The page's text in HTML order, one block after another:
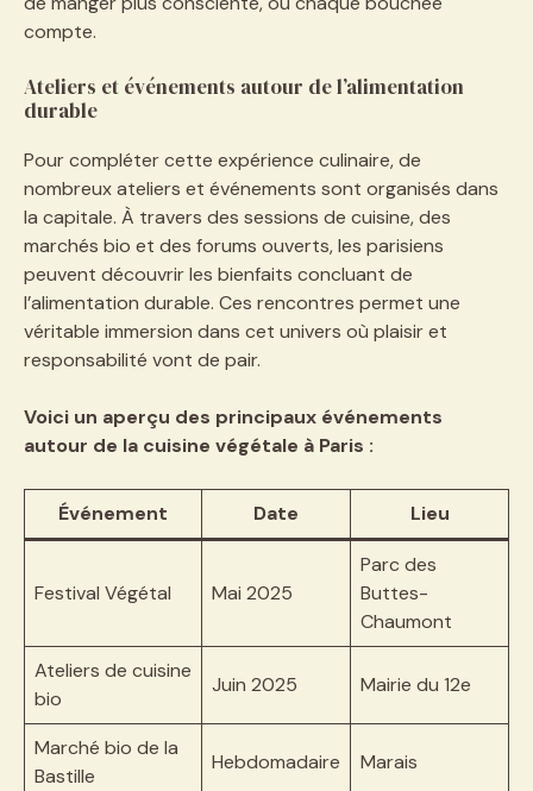
compte.
Ateliers et événements autour de l’alimentation
durable
Pour compléter cette expérience culinaire, de
nombreux ateliers et événements sont organisés dans
la capitale. À travers des sessions de cuisine, des
marchés bio et des forums ouverts, les parisiens
peuvent découvrir les bienfaits concluant de
l’alimentation durable. Ces rencontres permet une
véritable immersion dans cet univers où plaisir et
responsabilité vont de pair.
Voici un aperçu des principaux événements
autour de la cuisine végétale à Paris :
Événement Date Lieu
Festival Végétal Mai 2025
Parc des
Buttes-
Chaumont
Ateliers de cuisine
bio
Juin 2025 Mairie du 12e
Marché bio de la
Bastille
Hebdomadaire Marais